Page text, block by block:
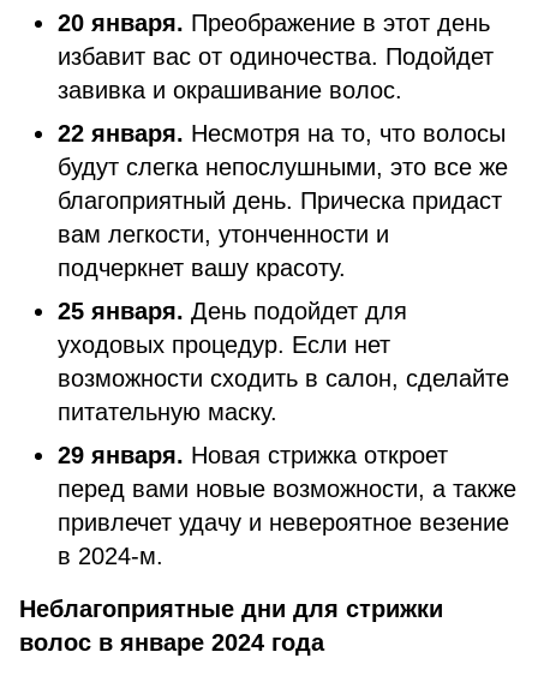
20 января. Преображение в этот день
избавит вас от одиночества. Подойдет
завивка и окрашивание волос.
22 января. Несмотря на то, что волосы
будут слегка непослушными, это все же
благоприятный день. Прическа придаст
вам легкости, утонченности и
подчеркнет вашу красоту.
25 января. День подойдет для
уходовых процедур. Если нет
возможности сходить в салон, сделайте
питательную маску.
29 января. Новая стрижка откроет
перед вами новые возможности, а также
привлечет удачу и невероятное везение
в 2024-м.
Неблагоприятные дни для стрижки
волос в январе 2024 года